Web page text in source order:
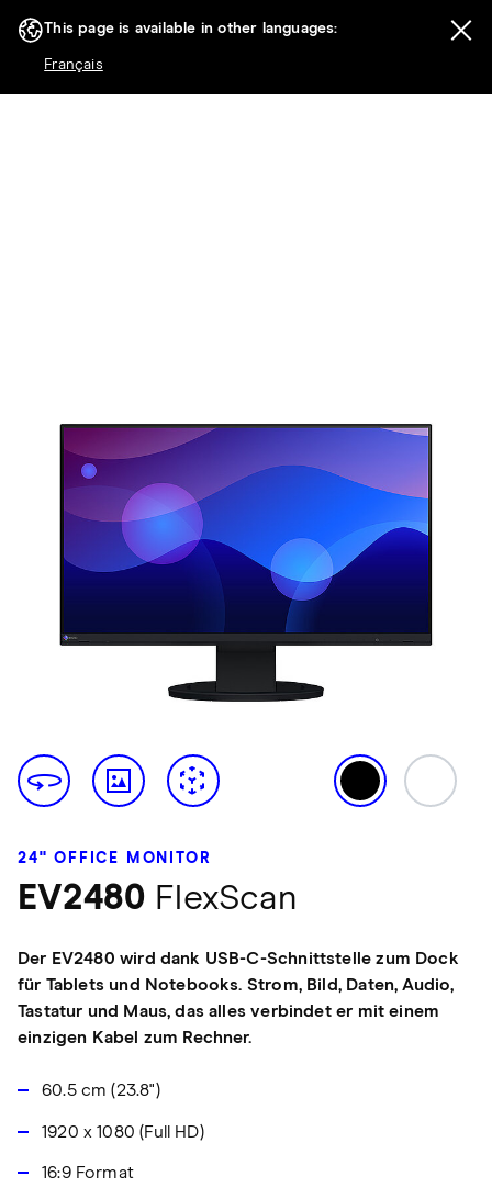
This page is available in other languages:
Français
24" OFFICE MONITOR
EV2480 FlexScan
Der EV2480 wird dank USB-C-Schnittstelle zum Dock
für Tablets und Notebooks. Strom, Bild, Daten, Audio,
Tastatur und Maus, das alles verbindet er mit einem
einzigen Kabel zum Rechner.
60.5 cm (23.8")
1920 x 1080 (Full HD)
16:9 Format